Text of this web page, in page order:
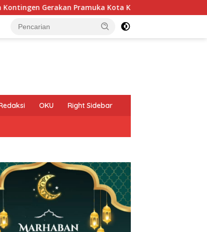
Kediri yang akan mengikuti Jambore Nasional
OKU Right Sidebar